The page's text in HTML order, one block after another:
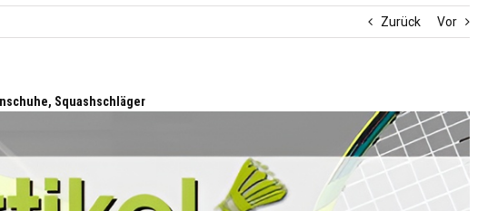
Zurück Vor
Squashschläger